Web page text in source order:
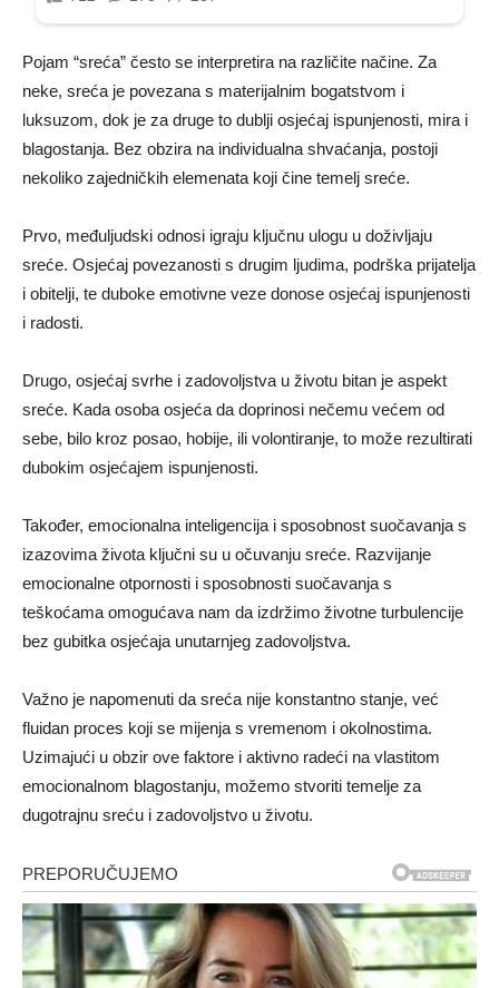
Pojam “sreća” često se interpretira na različite načine. Za
neke, sreća je povezana s materijalnim bogatstvom i
luksuzom, dok je za druge to dublji osjećaj ispunjenosti, mira i
blagostanja. Bez obzira na individualna shvaćanja, postoji
nekoliko zajedničkih elemenata koji čine temelj sreće.
Prvo, međuljudski odnosi igraju ključnu ulogu u doživljaju
sreće. Osjećaj povezanosti s drugim ljudima, podrška prijatelja
i obitelji, te duboke emotivne veze donose osjećaj ispunjenosti
i radosti.
Drugo, osjećaj svrhe i zadovoljstva u životu bitan je aspekt
sreće. Kada osoba osjeća da doprinosi nečemu većem od
sebe, bilo kroz posao, hobije, ili volontiranje, to može rezultirati
dubokim osjećajem ispunjenosti.
Također, emocionalna inteligencija i sposobnost suočavanja s
izazovima života ključni su u očuvanju sreće. Razvijanje
emocionalne otpornosti i sposobnosti suočavanja s
teškoćama omogućava nam da izdržimo životne turbulencije
bez gubitka osjećaja unutarnjeg zadovoljstva.
Važno je napomenuti da sreća nije konstantno stanje, već
fluidan proces koji se mijenja s vremenom i okolnostima.
Uzimajući u obzir ove faktore i aktivno radeći na vlastitom
emocionalnom blagostanju, možemo stvoriti temelje za
dugotrajnu sreću i zadovoljstvo u životu.